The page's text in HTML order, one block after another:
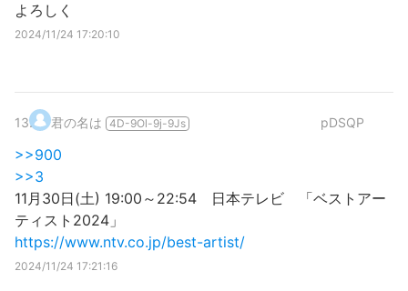
よろしく
2024/11/24 17:20:10
13. 君の名は 4D-9Ol-9j-9Js pDSQP
>>900
>>3
11月30日(土) 19:00～22:54 日本テレビ 「ベストアー
ティスト2024」
https://www.ntv.co.jp/best-artist/
2024/11/24 17:21:16